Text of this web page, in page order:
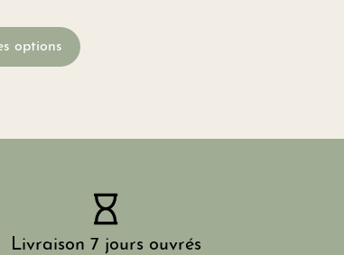
options
Livraison 7 jours ouvrés